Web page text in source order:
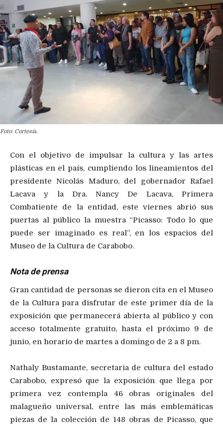
Foto: Cortesía.
Con el objetivo de impulsar la cultura y las artes
plásticas en el país, cumpliendo los lineamientos del
presidente Nicolás Maduro, del gobernador Rafael
Lacava y la Dra. Nancy De Lacava, Primera
Combatiente de la entidad, este viernes abrió sus
puertas al público la muestra “Picasso: Todo lo que
puede ser imaginado es real”, en los espacios del
Museo de la Cultura de Carabobo.
Nota de prensa
Gran cantidad de personas se dieron cita en el Museo
de la Cultura para disfrutar de este primer día de la
exposición que permanecerá abierta al público y con
acceso totalmente gratuito, hasta el próximo 9 de
junio, en horario de martes a domingo de 2 a 8 pm.
Nathaly Bustamante, secretaria de cultura del estado
Carabobo, expresó que la exposición que llega por
primera vez contempla 46 obras originales del
malagueño universal, entre las más emblemáticas
piezas de la colección de 148 obras de Picasso, que